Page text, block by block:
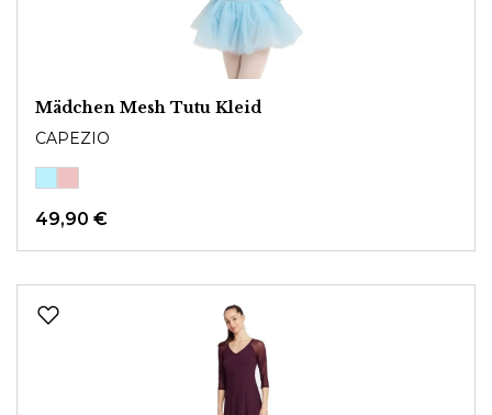
Mädchen Mesh Tutu Kleid
CAPEZIO
49,90 €